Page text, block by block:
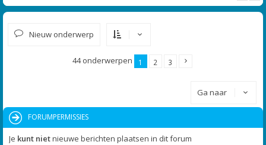
Nieuw onderwerp
44 onderwerpen 1 2 3
Ga naar
FORUMPERMISSIES
Je kunt nietnieuwe berichten plaatsen in dit forum